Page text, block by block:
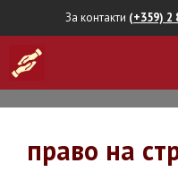
to
content
За контакти (+359) 2
право на